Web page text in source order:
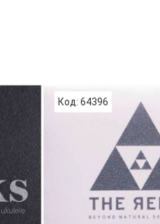
Код: 64396